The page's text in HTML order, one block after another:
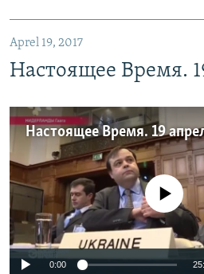
Aprel 19, 2017
Настоящее Время.
Настоящее Время. 19
No media source
0:00